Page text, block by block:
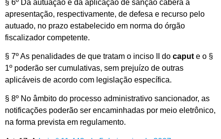
§ 6º Da autuação e da aplicação de sanção caberá a
apresentação, respectivamente, de defesa e recurso pelo
autuado, no prazo estabelecido em norma do órgão
fiscalizador competente.
§ 7º As penalidades de que tratam o inciso II do caput e o §
1º poderão ser cumulativas, sem prejuízo de outras
aplicáveis de acordo com legislação específica.
§ 8º No âmbito do processo administrativo sancionador, as
notificações poderão ser encaminhadas por meio eletrônico,
na forma prevista em regulamento.